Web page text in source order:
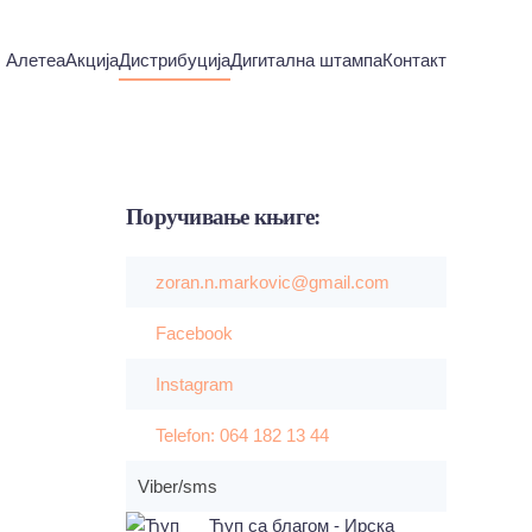
АлетеаАкцијаДистрибуцијаДигитална штампаКонтакт
Поручивањекњиге:
zoran.n.markovic@gmail.com
Facebook
Instagram
Telefon: 064 182 13 44
Viber/sms
Ћуп са благом - Ирска